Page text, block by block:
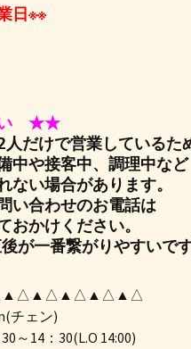
日※※
★★
人だけで営業しているた
中や接客中、調理中など
ない場合があります。
い合わせのお電話は
おかけください。
が一番繋がりやすいで
チェン)
～14：30(L.O 14:00)